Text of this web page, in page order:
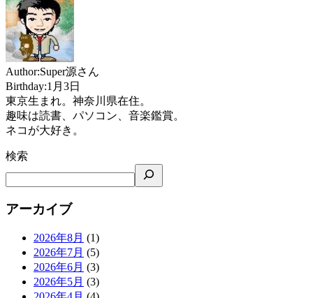
Author:Super源さん
Birthday:1月3日
東京生まれ。神奈川県在住。
趣味は読書、パソコン、音楽鑑賞。
ネコが大好き。
検索
アーカイブ
2026年8月 (1)
2026年7月 (5)
2026年6月 (3)
2026年5月 (3)